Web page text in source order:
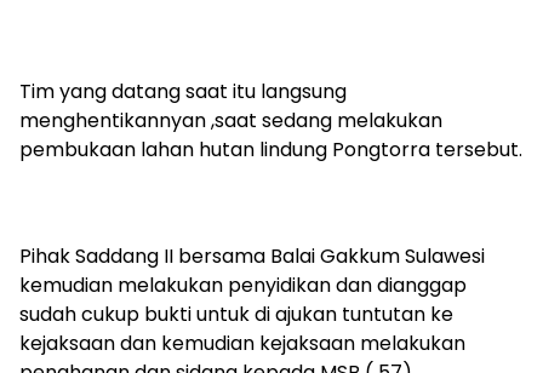
Tim yang datang saat itu langsung
menghentikannyan ,saat sedang melakukan
pembukaan lahan hutan lindung Pongtorra tersebut.
Pihak Saddang II bersama Balai Gakkum Sulawesi
kemudian melakukan penyidikan dan dianggap
sudah cukup bukti untuk di ajukan tuntutan ke
kejaksaan dan kemudian kejaksaan melakukan